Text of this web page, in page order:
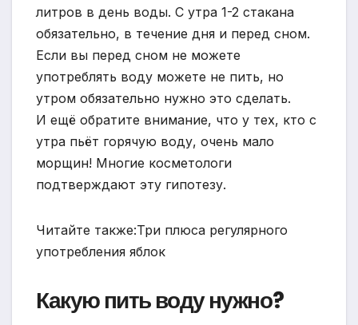
литров в день воды. С утра 1-2 стакана
обязательно, в течение дня и перед сном.
Если вы перед сном не можете
употреблять воду можете не пить, но
утром обязательно нужно это сделать.
И ещё обратите внимание, что у тех, кто с
утра пьёт горячую воду, очень мало
морщин! Многие косметологи
подтверждают эту гипотезу.
Читайте также:Три плюса регулярного
употребления яблок
Какую пить воду нужно?